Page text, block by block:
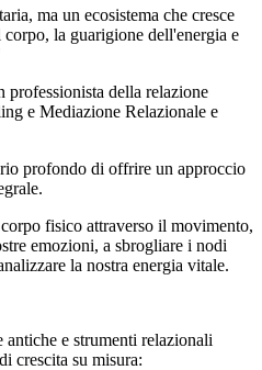
ma un ecosistema che cresce
la guarigione dell'energia e
professionista della relazione
e Mediazione Relazionale e
profondo di offrire un approccio
fisico attraverso il movimento,
emozioni, a sbrogliare i nodi
la nostra energia vitale.
e strumenti relazionali
crescita su misura: